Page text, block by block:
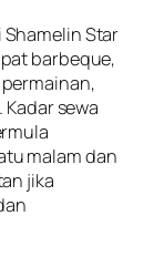
Star
barbeque,
sewa
malam dan
jika